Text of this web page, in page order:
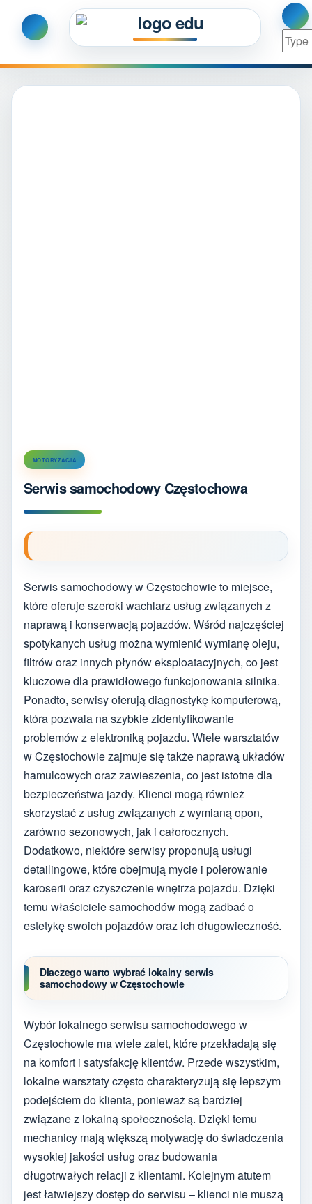
MOTORYZACJA
Serwis samochodowy Częstochowa
Serwis samochodowy w Częstochowie to miejsce,
które oferuje szeroki wachlarz usług związanych z
naprawą i konserwacją pojazdów. Wśród najczęściej
spotykanych usług można wymienić wymianę oleju,
filtrów oraz innych płynów eksploatacyjnych, co jest
kluczowe dla prawidłowego funkcjonowania silnika.
Ponadto, serwisy oferują diagnostykę komputerową,
która pozwala na szybkie zidentyfikowanie
problemów z elektroniką pojazdu. Wiele warsztatów
w Częstochowie zajmuje się także naprawą układów
hamulcowych oraz zawieszenia, co jest istotne dla
bezpieczeństwa jazdy. Klienci mogą również
skorzystać z usług związanych z wymianą opon,
zarówno sezonowych, jak i całorocznych.
Dodatkowo, niektóre serwisy proponują usługi
detailingowe, które obejmują mycie i polerowanie
karoserii oraz czyszczenie wnętrza pojazdu. Dzięki
temu właściciele samochodów mogą zadbać o
estetykę swoich pojazdów oraz ich długowieczność.
Dlaczego warto wybrać lokalny serwis
samochodowy w Częstochowie
Wybór lokalnego serwisu samochodowego w
Częstochowie ma wiele zalet, które przekładają się
na komfort i satysfakcję klientów. Przede wszystkim,
lokalne warsztaty często charakteryzują się lepszym
podejściem do klienta, ponieważ są bardziej
związane z lokalną społecznością. Dzięki temu
mechanicy mają większą motywację do świadczenia
wysokiej jakości usług oraz budowania
długotrwałych relacji z klientami. Kolejnym atutem
jest łatwiejszy dostęp do serwisu – klienci nie muszą